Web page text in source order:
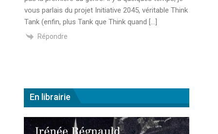
vous parlais du projet Initiative 2045, véritable Think
Tank (enfin, plus Tank que Think quand […]
Répondre
En librairie